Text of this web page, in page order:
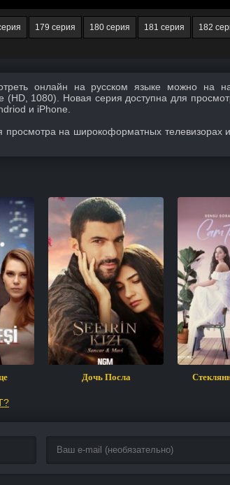
179 серия 180 серия 181 серия 182
онлайн на русском языке можно на
(HD, 1080). Новая серия доступна для
и iPhone.
просмотра на широкоформатных телевизорах
Дочь Посла